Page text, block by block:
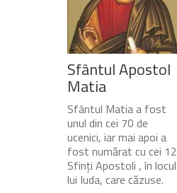
Sfântul Apostol
Matia
Sfântul Matia a fost
unul din cei 70 de
ucenici, iar mai apoi a
fost numărat cu cei 12
Sfinți Apostoli , în locul
lui Iuda, care căzuse.